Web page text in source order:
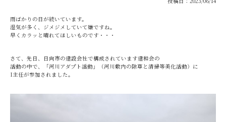
雨ばかりの日が続いています。
湿気が多く、ジメジメしていて嫌ですね。
早くカラッと晴れてほしいものです・・・
さて、先日、日向市の建設会社で構成されています建和会の
活動の中で、「河川アダプト活動」（河川敷内の除草と清掃等美化活動）に
I主任が参加されました。